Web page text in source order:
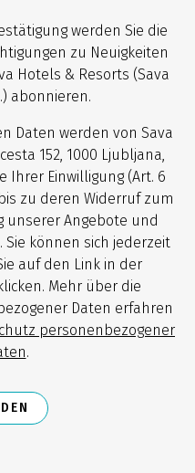
werden Sie die
zu Neuigkeiten
Hotels & Resorts (Sava
abonnieren.
Daten werden von Sava
152, 1000 Ljubljana,
Ihrer Einwilligung (Art. 6
zu deren Widerruf zum
unserer Angebote und
können sich jederzeit
auf den Link in der
Mehr über die
Daten erfahren
personenbezogener
.